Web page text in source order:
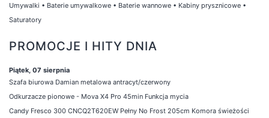
Umywalki • Baterie umywalkowe • Baterie wannowe • Kabiny prysznicowe •
Saturatory
PROMOCJE I HITY DNIA
Piątek, 07 sierpnia
Szafa biurowa Damian metalowa antracyt/czerwony
Odkurzacze pionowe - Mova X4 Pro 45min Funkcja mycia
Candy Fresco 300 CNCQ2T620EW Pełny No Frost 205cm Komora świeżości